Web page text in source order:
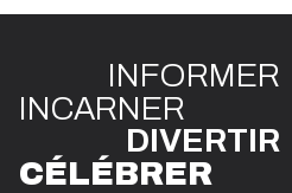
INFORMER
INCARNER
DIVERTIR
CÉLÉBRER